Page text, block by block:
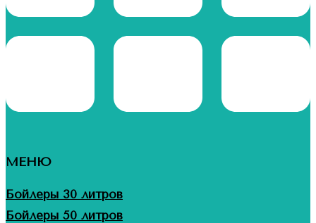
МЕНЮ
Бойлеры 30 литров
Бойлеры 50 литров